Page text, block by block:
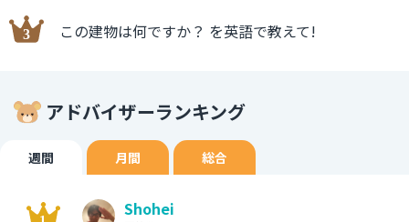
この建物は何ですか？ を英語で教えて!
アドバイザーランキング
週間 月間 総合
Shohei